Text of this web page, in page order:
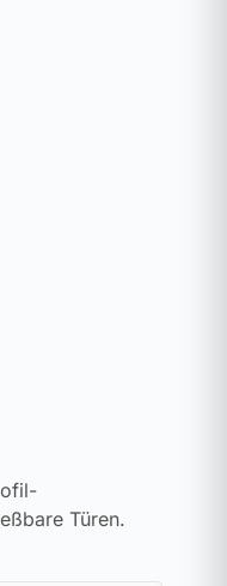
Türen.